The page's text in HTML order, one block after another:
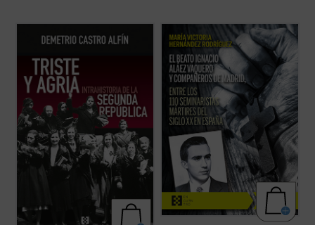
Triste y agria. Intrahistoria de la Segunda
Repúblicase centra en ciertos
examinar fragilidades estructurales de sus
cimientos políticos y en su fracaso para
lograr la lealtad de grandes sectores de ...
(ver ficha)
La beatificación de estos 11 mártires, en
2026, coincide con el noventa aniversario
de la explosión sangrienta, en 1936, de la
persecución del siglo XX en España. La
postuladora de su Causa de beatificación
presenta aquí una breve pero ...
(ver ficha)